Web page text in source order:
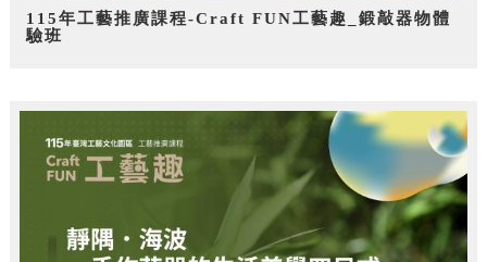
115年工藝推廣課程-Craft FUN工藝趣_鍛敲器物體
驗班